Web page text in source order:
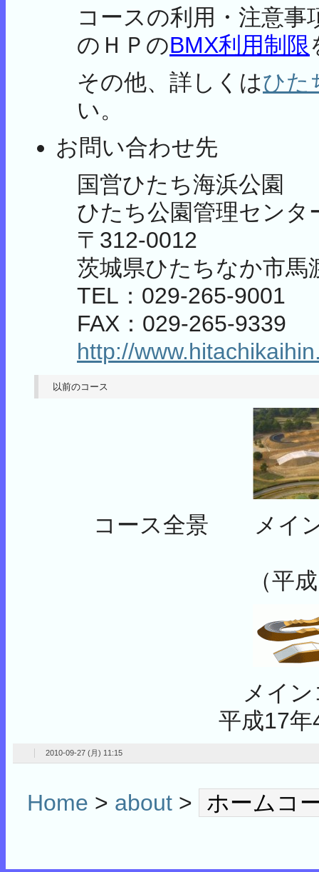
コースの利用・注意
のＨＰのBMX利用制限
その他、詳しくはひた
い。
お問い合わせ先
国営ひたち海浜公園
ひたち公園管理センタ
〒312-0012
茨城県ひたちなか市馬
TEL：029-265-9001
FAX：029-265-9339
http://
以前のコース
コース全景 メイン
（平
メイ
平成17
2010-09-27 (月) 11:15
Home > about > ホームコ